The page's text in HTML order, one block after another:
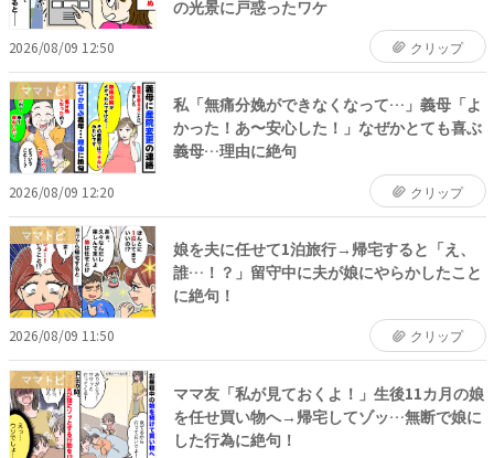
の光景に戸惑ったワケ
2026/08/09 12:50 クリップ
ママトピ
私「無痛分娩ができなくなって…」義母「よ
かった！あ〜安心した！」なぜかとても喜ぶ
義母…理由に絶句
2026/08/09 12:20 クリップ
ママトピ
娘を夫に任せて1泊旅行→帰宅すると「え、
誰…！？」留守中に夫が娘にやらかしたこと
に絶句！
2026/08/09 11:50 クリップ
ママトピ
ママ友「私が見ておくよ！」生後11カ月の娘
を任せ買い物へ→帰宅してゾッ…無断で娘に
した行為に絶句！